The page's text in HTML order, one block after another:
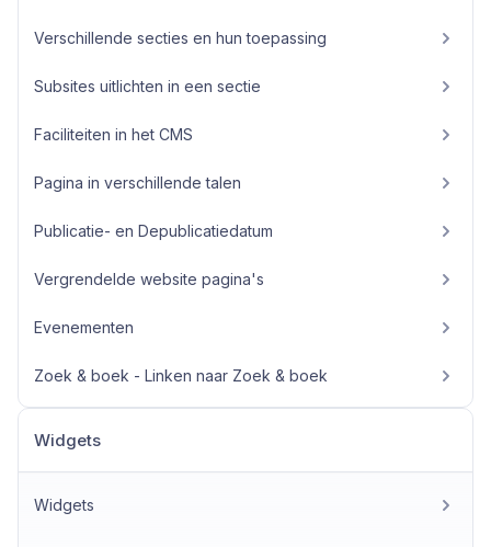
Verschillende secties en hun toepassing
Subsites uitlichten in een sectie
Faciliteiten in het CMS
Pagina in verschillende talen
Publicatie- en Depublicatiedatum
Vergrendelde website pagina's
Evenementen
Zoek & boek - Linken naar Zoek & boek
Widgets
Widgets